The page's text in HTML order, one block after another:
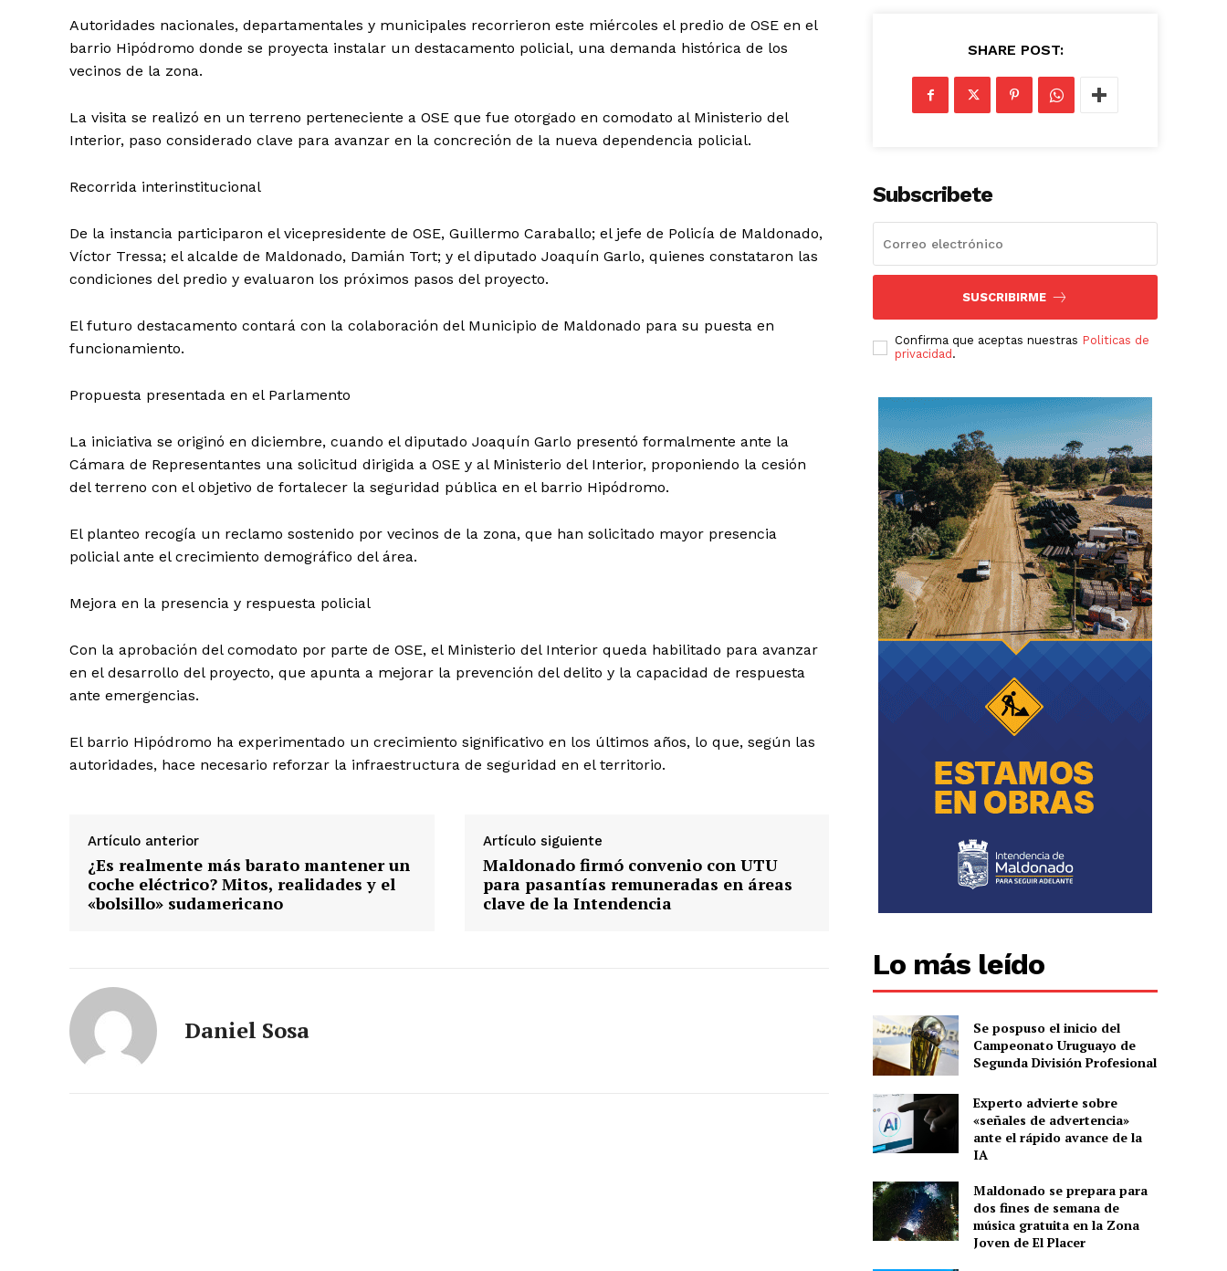
Autoridades nacionales, departamentales y municipales recorrieron este miércoles el predio de OSE en el
barrio Hipódromo donde se proyecta instalar un destacamento policial, una demanda histórica de los
vecinos de la zona.
La visita se realizó en un terreno perteneciente a OSE que fue otorgado en comodato al Ministerio del
Interior, paso considerado clave para avanzar en la concreción de la nueva dependencia policial.
Recorrida interinstitucional
De la instancia participaron el vicepresidente de OSE, Guillermo Caraballo; el jefe de Policía de Maldonado,
Víctor Tressa; el alcalde de Maldonado, Damián Tort; y el diputado Joaquín Garlo, quienes constataron las
condiciones del predio y evaluaron los próximos pasos del proyecto.
El futuro destacamento contará con la colaboración del Municipio de Maldonado para su puesta en
funcionamiento.
Propuesta presentada en el Parlamento
La iniciativa se originó en diciembre, cuando el diputado Joaquín Garlo presentó formalmente ante la
Cámara de Representantes una solicitud dirigida a OSE y al Ministerio del Interior, proponiendo la cesión
del terreno con el objetivo de fortalecer la seguridad pública en el barrio Hipódromo.
El planteo recogía un reclamo sostenido por vecinos de la zona, que han solicitado mayor presencia
policial ante el crecimiento demográfico del área.
Mejora en la presencia y respuesta policial
Con la aprobación del comodato por parte de OSE, el Ministerio del Interior queda habilitado para avanzar
en el desarrollo del proyecto, que apunta a mejorar la prevención del delito y la capacidad de respuesta
ante emergencias.
El barrio Hipódromo ha experimentado un crecimiento significativo en los últimos años, lo que, según las
autoridades, hace necesario reforzar la infraestructura de seguridad en el territorio.
Artículo anterior
¿Es realmente más barato mantener un
coche eléctrico? Mitos, realidades y el
«bolsillo» sudamericano
Artículo siguiente
Maldonado firmó convenio con UTU
para pasantías remuneradas en áreas
clave de la Intendencia
Daniel Sosa
SHARE POST:
Subscribete
SUSCRIBIRME
Confirma que aceptas nuestras Politicas de
privacidad .
Lo más leído
Se pospuso el inicio del
Campeonato Uruguayo de
Segunda División Profesional
Experto advierte sobre
«señales de advertencia»
ante el rápido avance de la
IA
Maldonado se prepara para
dos fines de semana de
música gratuita en la Zona
Joven de El Placer